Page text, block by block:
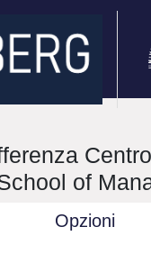
of
Opzioni